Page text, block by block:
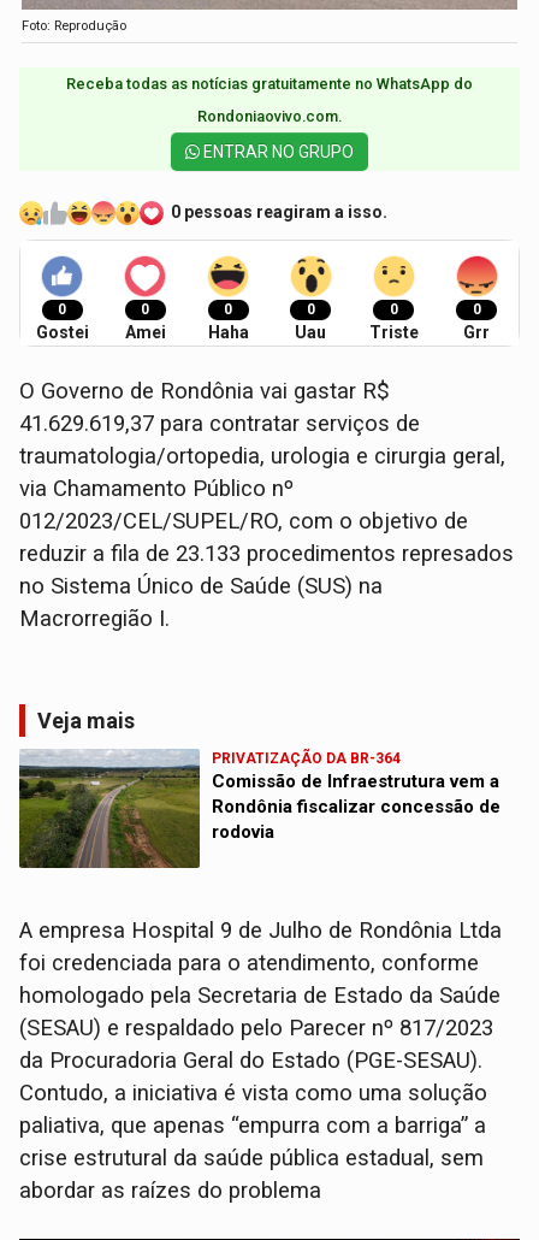
Foto: Reprodução
Receba todas as notícias gratuitamente no WhatsApp do
Rondoniaovivo.com.​
ENTRAR NO GRUPO
0 pessoas reagiram a isso.
0
Gostei
0
Amei
0
Haha
0
Uau
0
Triste
0
Grr
O Governo de Rondônia vai gastar R$
41.629.619,37 para contratar serviços de
traumatologia/ortopedia, urologia e cirurgia geral,
via Chamamento Público nº
012/2023/CEL/SUPEL/RO, com o objetivo de
reduzir a fila de 23.133 procedimentos represados
no Sistema Único de Saúde (SUS) na
Macrorregião I.
Veja mais
PRIVATIZAÇÃO DA BR-364
Comissão de Infraestrutura vem a
Rondônia fiscalizar concessão de
rodovia
A empresa Hospital 9 de Julho de Rondônia Ltda
foi credenciada para o atendimento, conforme
homologado pela Secretaria de Estado da Saúde
(SESAU) e respaldado pelo Parecer nº 817/2023
da Procuradoria Geral do Estado (PGE-SESAU).
Contudo, a iniciativa é vista como uma solução
paliativa, que apenas “empurra com a barriga” a
crise estrutural da saúde pública estadual, sem
abordar as raízes do problema